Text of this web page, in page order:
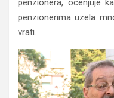
penzionera, ocenjuje
penzionerima uzela
vrati.